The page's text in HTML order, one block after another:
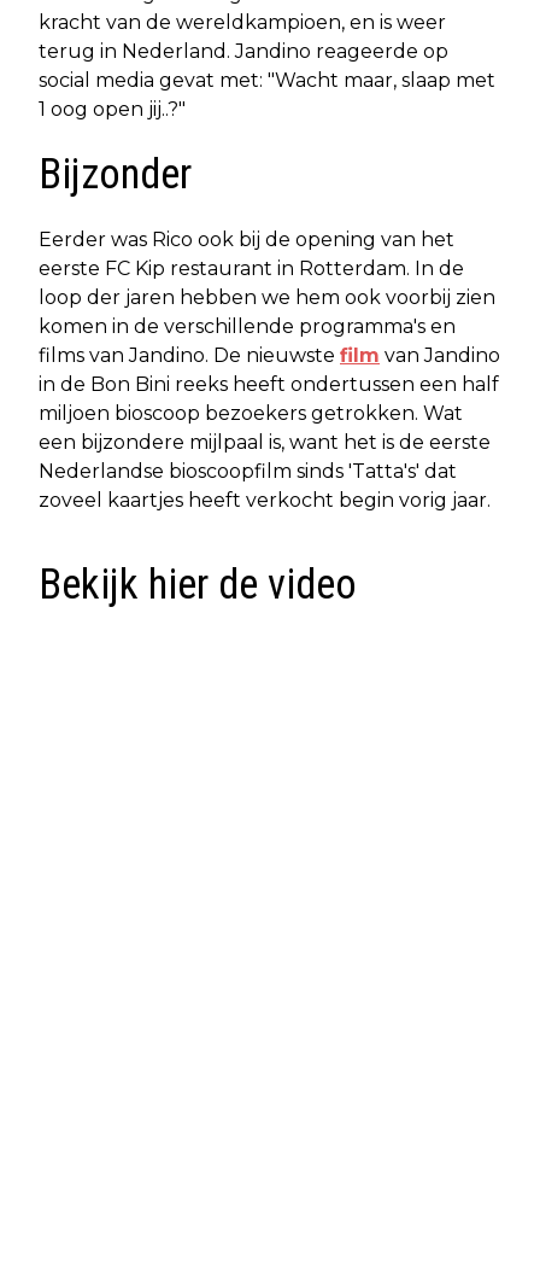
kracht van de wereldkampioen, en is weer
terug in Nederland. Jandino reageerde op
social media gevat met: "Wacht maar, slaap met
1 oog open jij..?"
Bijzonder
Eerder was Rico ook bij de opening van het
eerste FC Kip restaurant in Rotterdam. In de
loop der jaren hebben we hem ook voorbij zien
komen in de verschillende programma's en
films van Jandino. De nieuwste film van Jandino
in de Bon Bini reeks heeft ondertussen een half
miljoen bioscoop bezoekers getrokken. Wat
een bijzondere mijlpaal is, want het is de eerste
Nederlandse bioscoopfilm sinds 'Tatta's' dat
zoveel kaartjes heeft verkocht begin vorig jaar.
Bekijk hier de video